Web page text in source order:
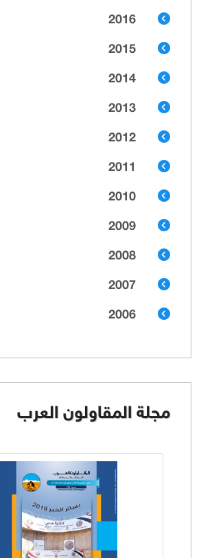
2016
2015
2014
2013
2012
2011
2010
2009
2008
2007
2006
مجلة المقاولون العرب